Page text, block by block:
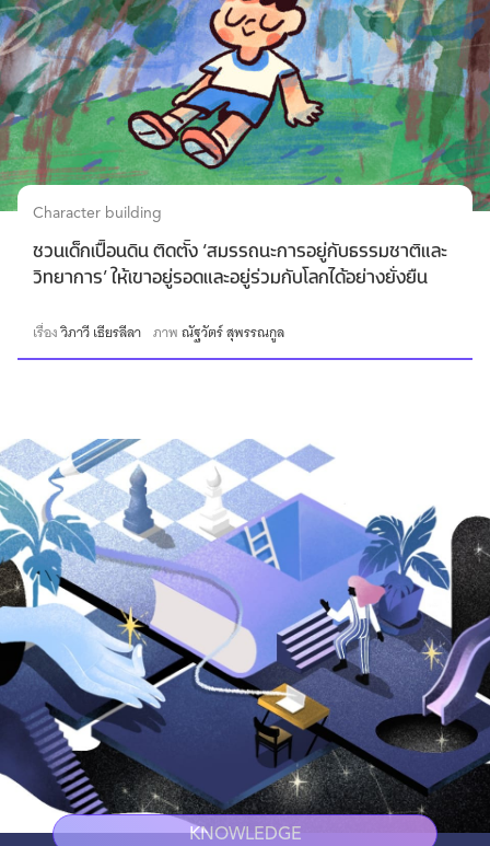
Character building
ชวนเด็กเปื้อนดิน ติดตั้ง ‘สมรรถนะการอยู่กับธรรมชาติและ
วิทยาการ’ ให้เขาอยู่รอดและอยู่ร่วมกับโลกได้อย่างยั่งยืน
เรื่องวิภาวี เธียรลีลา ภาพณัฐวัตร์ สุพรรณกูล
KNOWLEDGE